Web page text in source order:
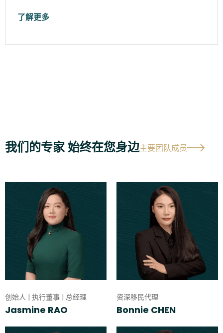
了解更多
我们的专家 始终在您身边主要团队成员
创始人 | 执行董事 | 总经理
Jasmine RAO
资深移民代理
Bonnie CHEN